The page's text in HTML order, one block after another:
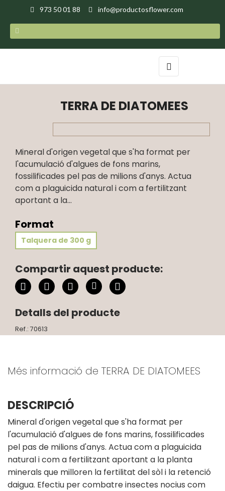
973 50 01 88 info@productosflower.com
Toggle
navigation
☰
TERRA DE DIATOMEES
Mineral d'origen vegetal que s'ha format per
l'acumulació d'algues de fons marins,
fossilificades pel pas de milions d'anys. Actua
com a plaguicida natural i com a fertilitzant
aportant a la...
Format
Talquera de 300 g
Compartir aquest producte:
Detalls del producte
Ref.: 70613
Més informació de TERRA DE DIATOMEES
DESCRIPCIÓ
Mineral d'origen vegetal que s'ha format per
l'acumulació d'algues de fons marins, fossilificades
pel pas de milions d'anys. Actua com a plaguicida
natural i com a fertilitzant aportant a la planta
minerals que milloren la fertilitat del sòl i la retenció
daigua. Efectiu per combatre insectes nocius com